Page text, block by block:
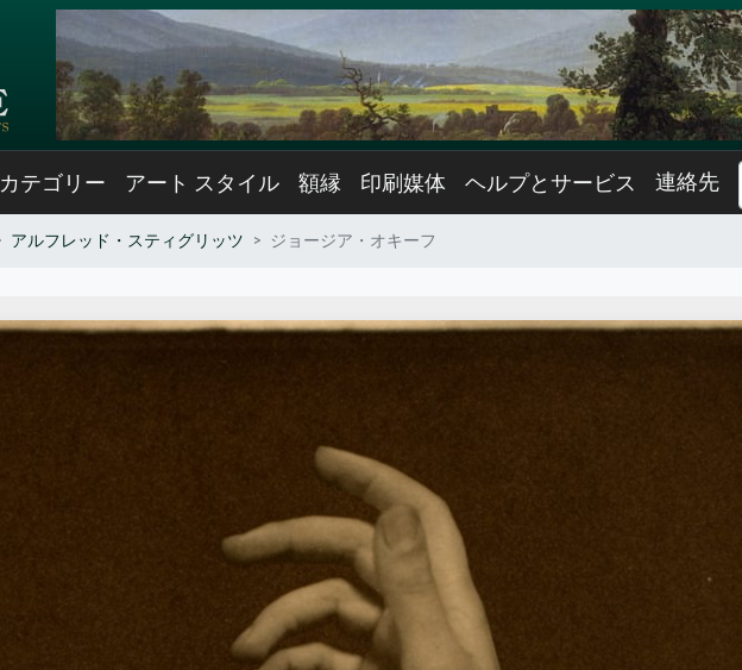
カテゴリー アート スタイル 額縁 印刷媒体 ヘルプとサービス 連絡先
アルフレッド・スティグリッツ ジョージア・オキーフ